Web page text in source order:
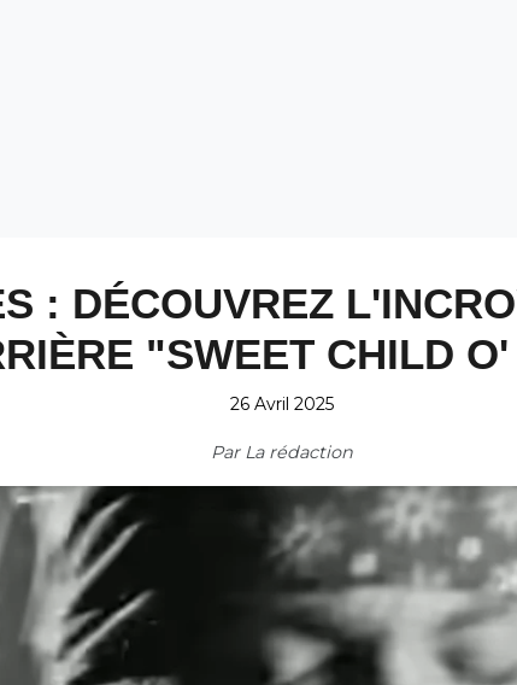
: DÉCOUVREZ
"SWEET CHILD
26 Avril 2025
Par La rédaction